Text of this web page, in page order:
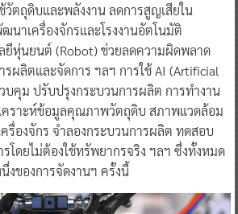
วัตถุดิบและพลังงาน ลดการสูญเสียใน
นาเครื่องจักรและโรงงานอัตโนมัติ
ยีหุ่นยนต์ (Robot) ช่วยลดความผิดพลาด
ผลิตและจัดการ ฯลฯ การใช้ AI (Artificial
บคุม ปรับปรุงกระบวนการผลิต การทํางาน
คราะห์ข้อมูลคุณภาพวัตถุดิบ สภาพแวดล้อม
รื่องจักร จําลองกระบวนการผลิต ทดสอบ
โดยไม่ต้องใช้ทรัพยากรจริง ฯลฯ ซึ่งทั้งหมด
งของการจัดงานฯ ครั้งนี้